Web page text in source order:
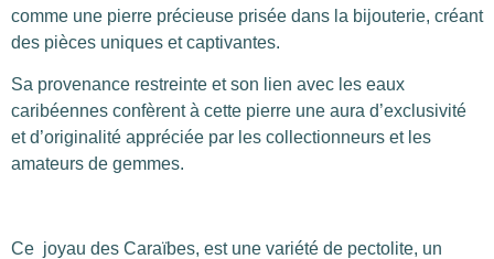
comme une pierre précieuse prisée dans la bijouterie, créant
des pièces uniques et captivantes.
Sa provenance restreinte et son lien avec les eaux
caribéennes confèrent à cette pierre une aura d’exclusivité
et d’originalité appréciée par les collectionneurs et les
amateurs de gemmes.
Ce joyau des Caraïbes, est une variété de pectolite, un